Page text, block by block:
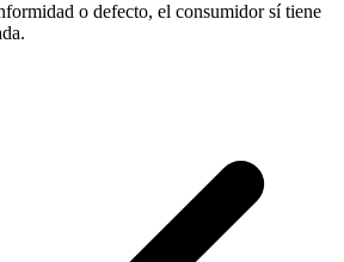
o defecto, el consumidor sí tiene